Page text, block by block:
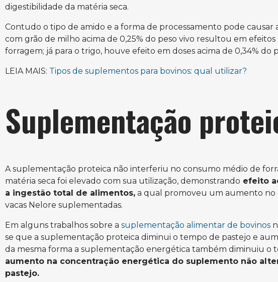
digestibilidade da matéria seca.
Contudo o tipo de amido e a forma de processamento pode causar
com grão de milho acima de 0,25% do peso vivo resultou em efeitos
forragem; já para o trigo, houve efeito em doses acima de 0,34% do
LEIA MAIS: Tipos de suplementos para bovinos: qual utilizar?
Suplementação
A suplementação proteica não interferiu no consumo médio de
matéria seca foi elevado com sua utilização, demonstrando efeito
a ingestão total de alimentos, a qual promoveu um aumento no
vacas Nelore suplementadas.
Em alguns trabalhos sobre a suplementação alimentar de bovinos
se que a suplementação proteica diminui o tempo de pastejo e
da mesma forma a suplementação energética também diminuiu o
aumento na concentração energética do suplemento não
pastejo.